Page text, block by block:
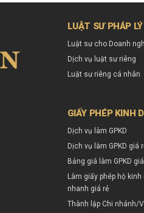
LUẬT SƯ PHÁP
Luật sư cho Doanh
Dịch vụ luật sư riêng
Luật sư riêng cá nhân
GIẤY PHÉP KINH
Dịch vụ làm GPKD
Dịch vụ làm GPKD giá
Bảng giá làm GPKD
Làm giấy phép hộ
nhanh giá rẻ
Thành lập Chi nhánh/